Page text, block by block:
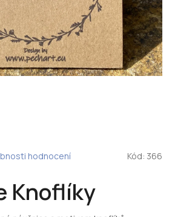
Knoflíky
hodnocení Kód: 366